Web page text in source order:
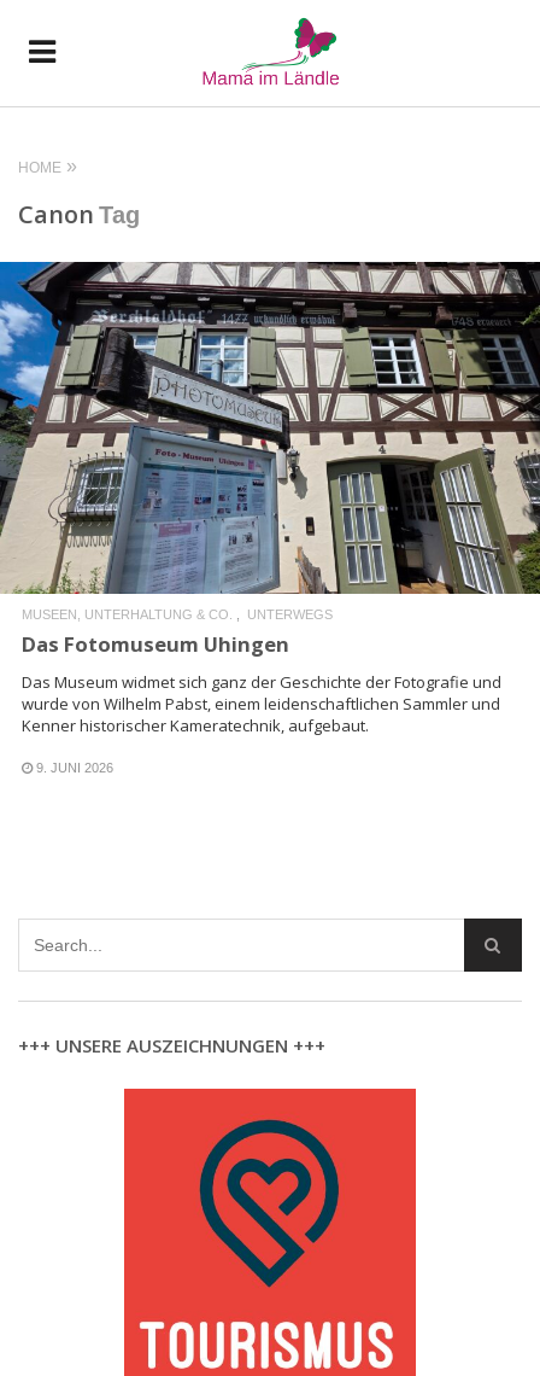
HOME
Canon Tag
READ MORE
MUSEEN, UNTERHALTUNG & CO. UNTERWEGS
Das Fotomuseum Uhingen
Das Museum widmet sich ganz der Geschichte der Fotografie und
wurde von Wilhelm Pabst, einem leidenschaftlichen Sammler und
Kenner historischer Kameratechnik, aufgebaut.
9. JUNI 2026
+++ UNSERE AUSZEICHNUNGEN +++